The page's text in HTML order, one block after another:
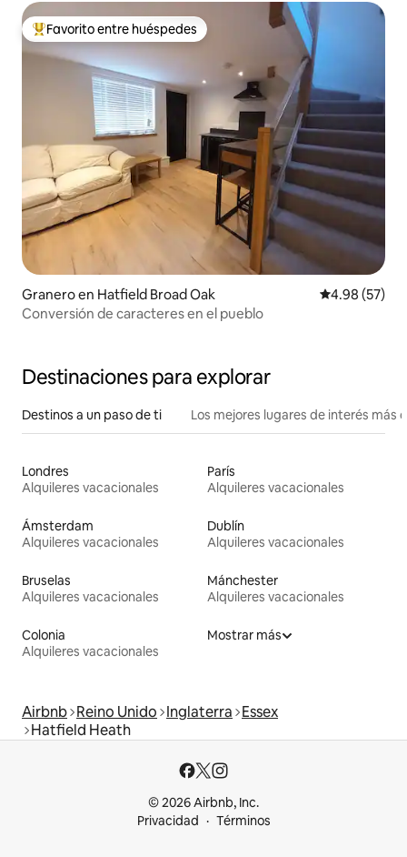
Favorito entre huéspedes preferido
Favorito entre huéspedes
Granero en Hatfield Broad Oak Calificación
4.98 (57)
Conversión de caracteres en el pueblo
Destinaciones para explorar
Destinos a un paso de ti Los mejores lugares de interés más
Londres
Alquileres vacacionales
París
Alquileres vacacionales
Ámsterdam
Alquileres vacacionales
Dublín
Alquileres vacacionales
Bruselas
Alquileres vacacionales
Mánchester
Alquileres vacacionales
Colonia
Alquileres vacacionales
Mostrar más
Airbnb Reino Unido Inglaterra Essex
Hatfield Heath
© 2026 Airbnb, Inc.
Privacidad
Términos